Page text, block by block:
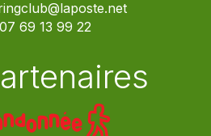
07 69 13 99 22